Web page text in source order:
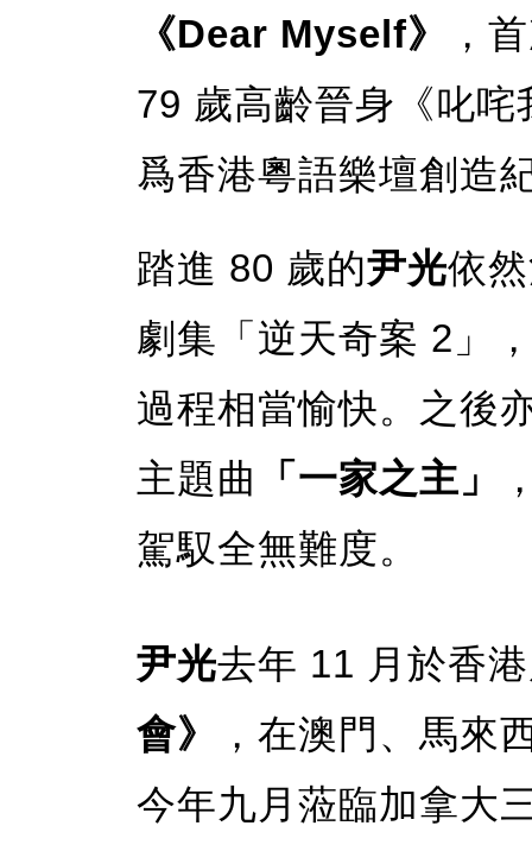
《Dear Myself》
，
79 歲高齡晉身《叱
爲香港粵語樂壇創造
踏進 80 歲的尹光依
劇集「逆天奇案 2」
過程相當愉快。之後
主題曲
「一家之主」
駕馭全無難度。
尹光去年 11 月於香
會》
，在澳門、馬來
今年九月蒞臨加拿大